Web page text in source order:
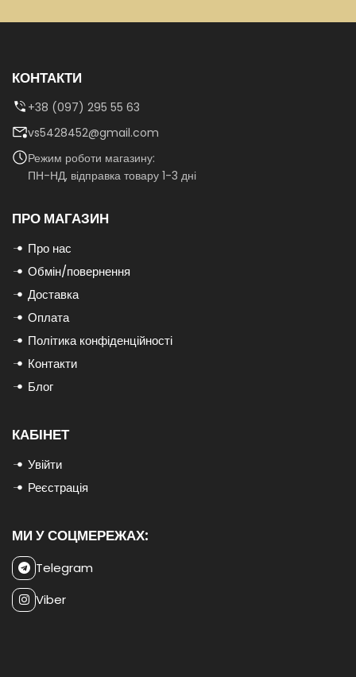
КОНТАКТИ
+38 (097) 295 55 63
vs5428452@gmail.com
Режим роботи магазину:
ПН-НД, відправка товару 1-3 дні
ПРО МАГАЗИН
Про нас
Обмін/повернення
Доставка
Оплата
Політика конфіденційності
Контакти
Блог
КАБІНЕТ
Увійти
Реєстрація
МИ У СОЦМЕРЕЖАХ:
Telegram
Viber